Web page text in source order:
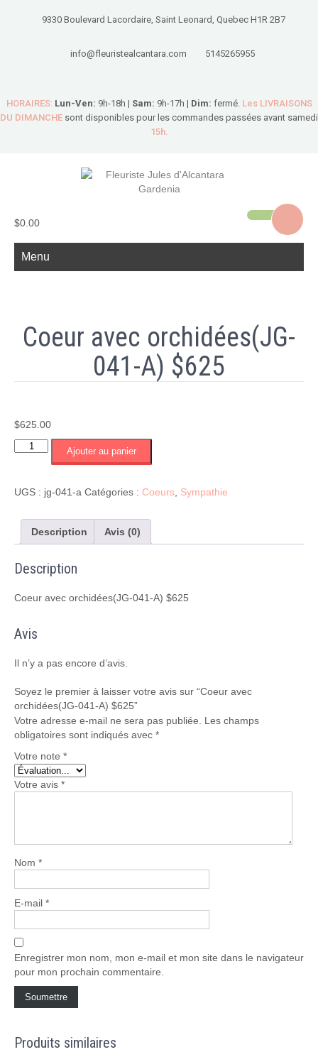
9330 Boulevard Lacordaire, Saint Leonard, Quebec H1R 2B7
info@fleuristealcantara.com 5145265955
HORAIRES: Lun-Ven: 9h-18h | Sam: 9h-17h | Dim: fermé. Les LIVRAISONS
DU DIMANCHE sont disponibles pour les commandes passées avant samedi
15h.
$0.00
Menu
Coeur avec orchidées(JG-
041-A) $625
$625.00
quantité
avec
$625
Ajouter au panier
UGS : jg-041-a Catégories : Coeurs Sympathie
Description Avis (0)
Description
Coeur avec orchidées(JG-041-A) $625
Avis
Il n’y a pas encore d’avis.
Soyez le premier à laisser votre avis sur “Coeur avec
orchidées(JG-041-A) $625”
Votre adresse e-mail ne sera pas publiée.
Les champs
obligatoires sont indiqués avec *
Votre note *
Votre avis *
Nom *
E-mail *
Enregistrer mon nom, mon e-mail et mon site dans le navigateur
pour mon prochain commentaire.
Produits similaires